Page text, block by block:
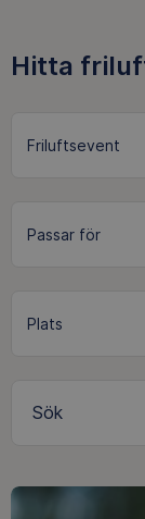
Hitta
Friluftsevent
Sök